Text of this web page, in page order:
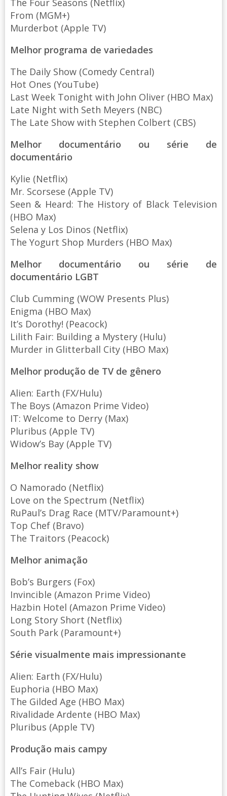
The Four Seasons (Netflix)
From (MGM+)
Murderbot (Apple TV)
Melhor programa de variedades
The Daily Show (Comedy Central)
Hot Ones (YouTube)
Last Week Tonight with John Oliver (HBO Max)
Late Night with Seth Meyers (NBC)
The Late Show with Stephen Colbert (CBS)
Melhor documentário ou série de
documentário
Kylie (Netflix)
Mr. Scorsese (Apple TV)
Seen & Heard: The History of Black Television
(HBO Max)
Selena y Los Dinos (Netflix)
The Yogurt Shop Murders (HBO Max)
Melhor documentário ou série de
documentário LGBT
Club Cumming (WOW Presents Plus)
Enigma (HBO Max)
It’s Dorothy! (Peacock)
Lilith Fair: Building a Mystery (Hulu)
Murder in Glitterball City (HBO Max)
Melhor produção de TV de gênero
Alien: Earth (FX/Hulu)
The Boys (Amazon Prime Video)
IT: Welcome to Derry (Max)
Pluribus (Apple TV)
Widow’s Bay (Apple TV)
Melhor reality show
O Namorado (Netflix)
Love on the Spectrum (Netflix)
RuPaul’s Drag Race (MTV/Paramount+)
Top Chef (Bravo)
The Traitors (Peacock)
Melhor animação
Bob’s Burgers (Fox)
Invincible (Amazon Prime Video)
Hazbin Hotel (Amazon Prime Video)
Long Story Short (Netflix)
South Park (Paramount+)
Série visualmente mais impressionante
Alien: Earth (FX/Hulu)
Euphoria (HBO Max)
The Gilded Age (HBO Max)
Rivalidade Ardente (HBO Max)
Pluribus (Apple TV)
Produção mais campy
All’s Fair (Hulu)
The Comeback (HBO Max)